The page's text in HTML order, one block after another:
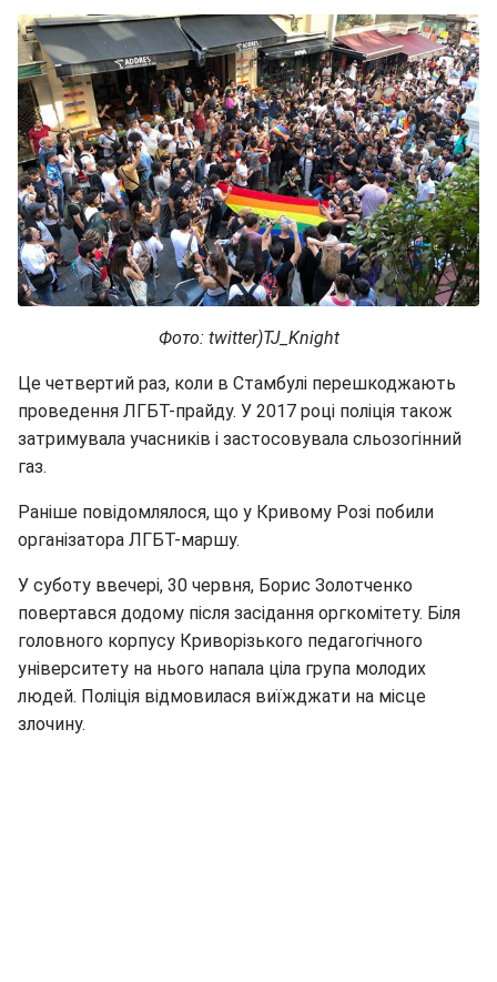
Фото: twitter)TJ_Knight
Це четвертий раз, коли в Стамбулі перешкоджають
проведення ЛГБТ-прайду. У 2017 році поліція також
затримувала учасників і застосовувала сльозогінний
газ.
Раніше повідомлялося, що у Кривому Розі побили
організатора ЛГБТ-маршу.
У суботу ввечері, 30 червня, Борис Золотченко
повертався додому після засідання оргкомітету. Біля
головного корпусу Криворізького педагогічного
університету на нього напала ціла група молодих
людей. Поліція відмовилася виїжджати на місце
злочину.